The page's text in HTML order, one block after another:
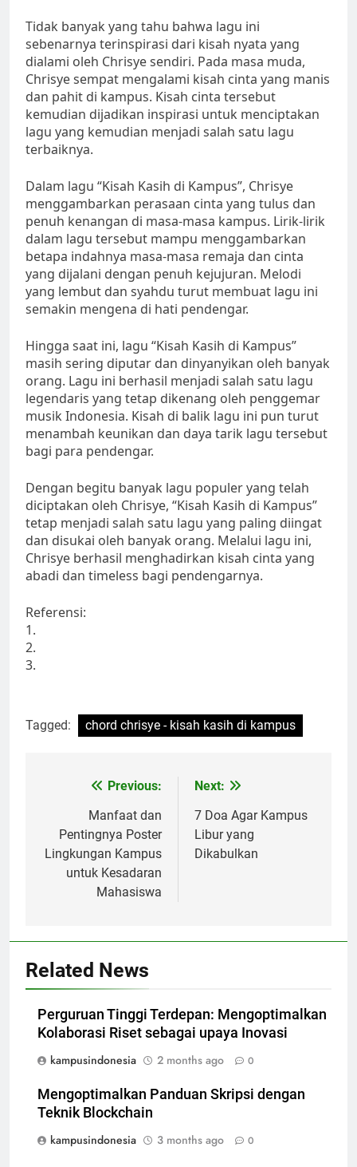
Tidak banyak yang tahu bahwa lagu ini
sebenarnya terinspirasi dari kisah nyata yang
dialami oleh Chrisye sendiri. Pada masa muda,
Chrisye sempat mengalami kisah cinta yang manis
dan pahit di kampus. Kisah cinta tersebut
kemudian dijadikan inspirasi untuk menciptakan
lagu yang kemudian menjadi salah satu lagu
terbaiknya.
Dalam lagu “Kisah Kasih di Kampus”, Chrisye
menggambarkan perasaan cinta yang tulus dan
penuh kenangan di masa-masa kampus. Lirik-lirik
dalam lagu tersebut mampu menggambarkan
betapa indahnya masa-masa remaja dan cinta
yang dijalani dengan penuh kejujuran. Melodi
yang lembut dan syahdu turut membuat lagu ini
semakin mengena di hati pendengar.
Hingga saat ini, lagu “Kisah Kasih di Kampus”
masih sering diputar dan dinyanyikan oleh banyak
orang. Lagu ini berhasil menjadi salah satu lagu
legendaris yang tetap dikenang oleh penggemar
musik Indonesia. Kisah di balik lagu ini pun turut
menambah keunikan dan daya tarik lagu tersebut
bagi para pendengar.
Dengan begitu banyak lagu populer yang telah
diciptakan oleh Chrisye, “Kisah Kasih di Kampus”
tetap menjadi salah satu lagu yang paling diingat
dan disukai oleh banyak orang. Melalui lagu ini,
Chrisye berhasil menghadirkan kisah cinta yang
abadi dan timeless bagi pendengarnya.
Referensi:
1.
2.
3.
Tagged: chord chrisye - kisah kasih di kampus
navigation
Previous:
Manfaat dan
Pentingnya Poster
Lingkungan Kampus
untuk Kesadaran
Mahasiswa
Next:
7 Doa Agar Kampus
Libur yang
Dikabulkan
Related News
Perguruan Tinggi Terdepan: Mengoptimalkan
Kolaborasi Riset sebagai upaya Inovasi
kampusindonesia
2 months ago 0
Mengoptimalkan Panduan Skripsi dengan
Teknik Blockchain
kampusindonesia
3 months ago 0